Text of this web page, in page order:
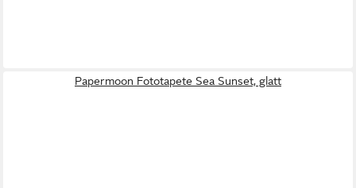
Papermoon Fototapete Sea Sunset, glatt